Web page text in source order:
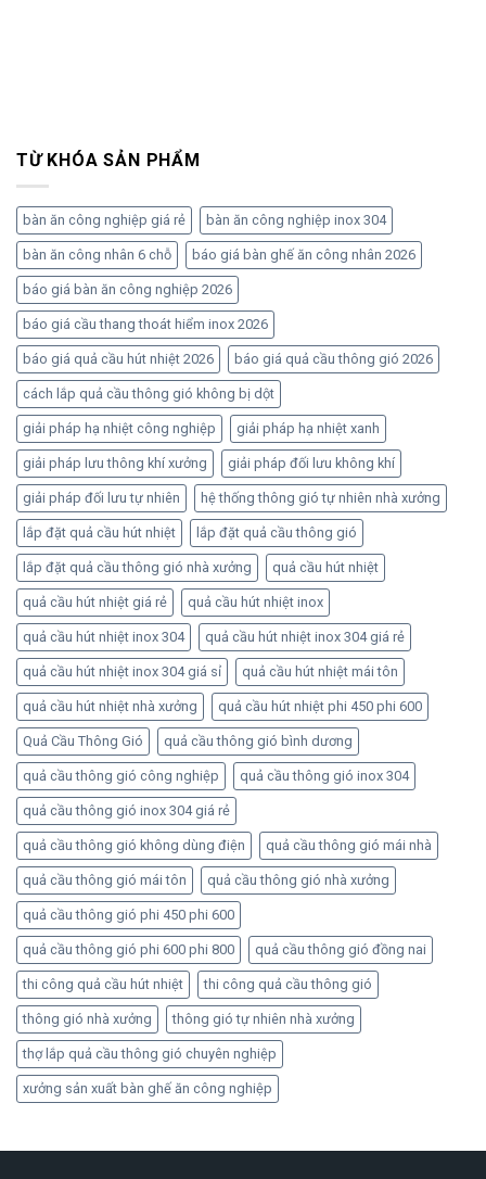
TỪ KHÓA SẢN PHẨM
bàn ăn công nghiệp giá rẻ bàn ăn công nghiệp inox 304
bàn ăn công nhân 6 chỗ báo giá bàn ghế ăn công nhân 2026
báo giá bàn ăn công nghiệp 2026
báo giá cầu thang thoát hiểm inox 2026
báo giá quả cầu hút nhiệt 2026 báo giá quả cầu thông gió 2026
cách lắp quả cầu thông gió không bị dột
giải pháp hạ nhiệt công nghiệp giải pháp hạ nhiệt xanh
giải pháp lưu thông khí xưởng giải pháp đối lưu không khí
giải pháp đối lưu tự nhiên hệ thống thông gió tự nhiên nhà xưởng
lắp đặt quả cầu hút nhiệt lắp đặt quả cầu thông gió
lắp đặt quả cầu thông gió nhà xưởng quả cầu hút nhiệt
quả cầu hút nhiệt giá rẻ quả cầu hút nhiệt inox
quả cầu hút nhiệt inox 304 quả cầu hút nhiệt inox 304 giá rẻ
quả cầu hút nhiệt inox 304 giá sỉ quả cầu hút nhiệt mái tôn
quả cầu hút nhiệt nhà xưởng quả cầu hút nhiệt phi 450 phi 600
Quả Cầu Thông Gió quả cầu thông gió bình dương
quả cầu thông gió công nghiệp quả cầu thông gió inox 304
quả cầu thông gió inox 304 giá rẻ
quả cầu thông gió không dùng điện quả cầu thông gió mái nhà
quả cầu thông gió mái tôn quả cầu thông gió nhà xưởng
quả cầu thông gió phi 450 phi 600
quả cầu thông gió phi 600 phi 800 quả cầu thông gió đồng nai
thi công quả cầu hút nhiệt thi công quả cầu thông gió
thông gió nhà xưởng thông gió tự nhiên nhà xưởng
thợ lắp quả cầu thông gió chuyên nghiệp
xưởng sản xuất bàn ghế ăn công nghiệp